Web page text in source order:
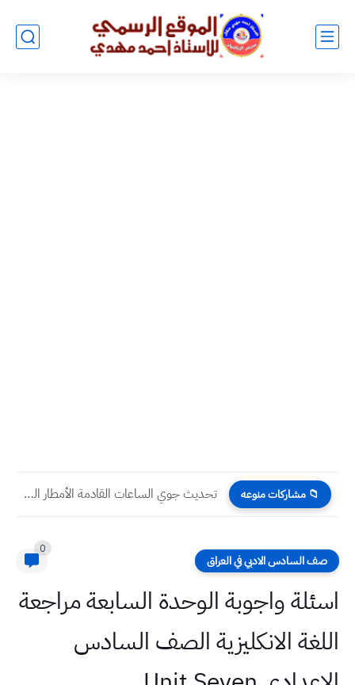
📁 مشاركات منوعه تحديث جوي الساعات القادمة الأمطار الغزيرة ستتوسع مع بعض العواصف...
صف السادس الادبي في العراق
0
اسئلة واجوبة الوحدة السابعة مراجعة
اللغة الانكليزية الصف السادس